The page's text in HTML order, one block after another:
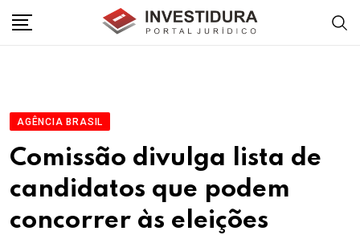
AGÊNCIA BRASIL
Comissão divulga lista de
candidatos que podem
concorrer às eleições